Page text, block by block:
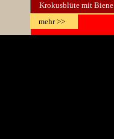
Krokusblüte mit Biene
mehr >>